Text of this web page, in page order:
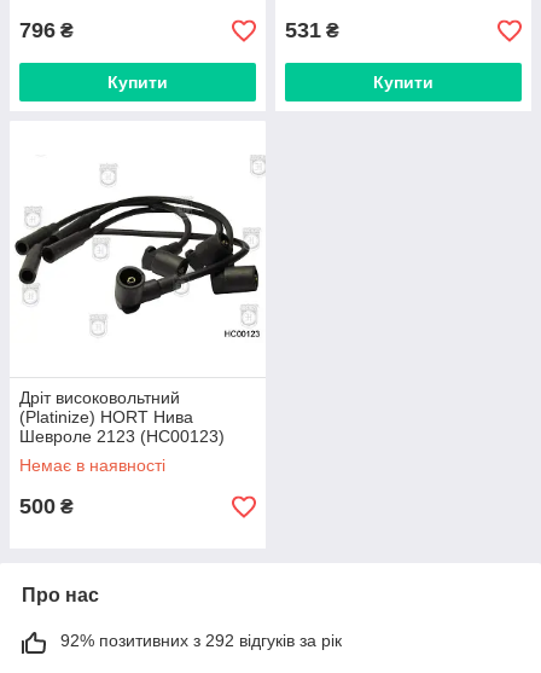
796 ₴
Купити
531 ₴
Купити
Дріт високовольтний
(Platinize) HORT Нива
Шевроле 2123 (HC00123)
Немає в наявності
500 ₴
Про нас
92% позитивних з 292 відгуків за рік